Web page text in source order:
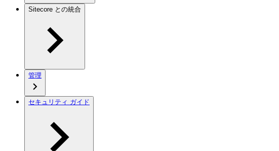
Sitecore との統合
管理
セキュリティ ガイド